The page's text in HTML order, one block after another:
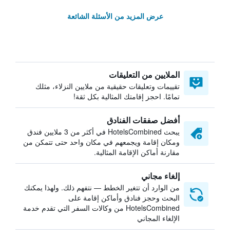
عرض المزيد من الأسئلة الشائعة
الملايين من التعليقات
تقييمات وتعليقات حقيقية من ملايين النزلاء، مثلك
تمامًا. احجز إقامتك المثالية بكل ثقة!
أفضل صفقات الفنادق
يبحث HotelsCombined في أكثر من 3 ملايين فندق
ومكان إقامة ويجمعهم في مكان واحد حتى تتمكن من
مقارنة أماكن الإقامة المثالية.
إلغاء مجاني
من الوارد أن تتغير الخطط — نتفهم ذلك. ولهذا يمكنك
البحث وحجز فنادق وأماكن إقامة على
HotelsCombined من وكالات السفر التي تقدم خدمة
الإلغاء المجاني